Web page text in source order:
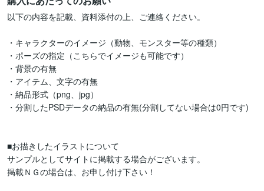
以下の内容を記載、資料添付の上、ご連絡ください。
・キャラクターのイメージ（動物、モンスター等の種類）
・ポーズの指定（こちらでイメージも可能です）
・背景の有無
・アイテム、文字の有無
・納品形式（png、jpg）
・分割したPSDデータの納品の有無(分割してない場合は0円です)
■お描きしたイラストについて
サンプルとしてサイトに掲載する場合がございます。
掲載ＮＧの場合は、お申し付け下さい！